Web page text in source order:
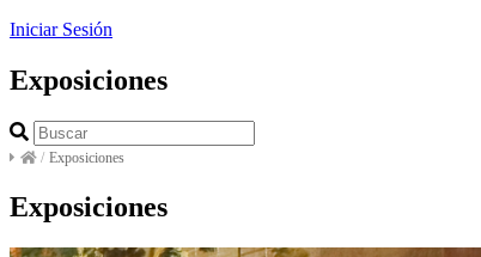
Iniciar Sesión
Exposiciones
/ Exposiciones
Exposiciones